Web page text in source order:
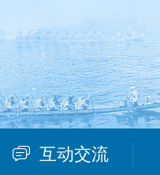
互动交流